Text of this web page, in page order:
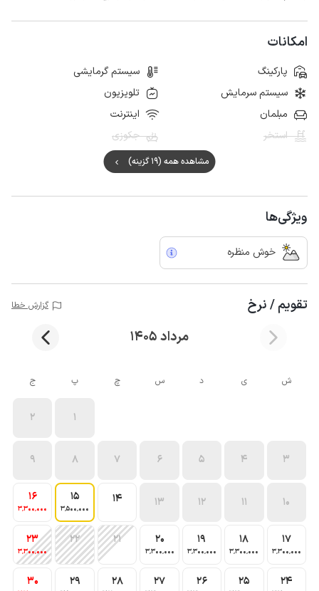
امکانات
پارکینگ
سیستم گرمایشی
سیستم سرمایش
تلویزیون
مبلمان
اینترنت
استخر
جکوزی
مشاهده همه (19 گزینه)
ویژگی‌ها
خوش منظره
تقویم / نرخ گزارش خطا
مرداد 1405
ش ی د س چ پ ج
1
2
3
4
5
6
7
8
9
10
11
12
13
14
15
3٬500٬000
16
3٬300٬000
17
3٬300٬000
18
3٬300٬000
19
3٬300٬000
20
3٬300٬000
21
22
23
3٬300٬000
24
25
26
27
28
29
30